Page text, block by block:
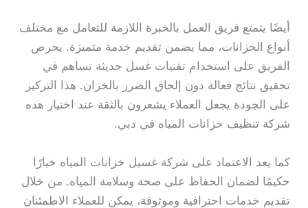
أيضًا يتمتع فريق العمل بالخبرة اللازمة للتعامل مع مختلف
أنواع الخزانات، مما يضمن تقديم خدمة متميزة. يحرص
الفريق على استخدام تقنيات غسل حديثة تساهم في
تحقيق نتائج فعالة دون إلحاق الضرر بالخزان. هذا التركيز
على الجودة يجعل العملاء يشعرون بالثقة عند اختيار هذه
شركة تنظيف خزانات المياه في دبي.
كما يعد الاعتماد على شركة غسيل خزانات المياه خيارًا
حكيمًا لضمان الحفاظ على صحة وسلامة المياه. من خلال
تقديم خدمات احترافية وموثوقة، يمكن للعملاء الاطمئنان